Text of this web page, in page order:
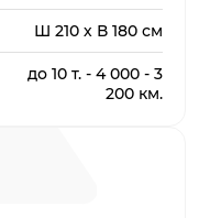
Ш 210 х В 180 см
до 10 т. - 4 000 - 3
200 км.